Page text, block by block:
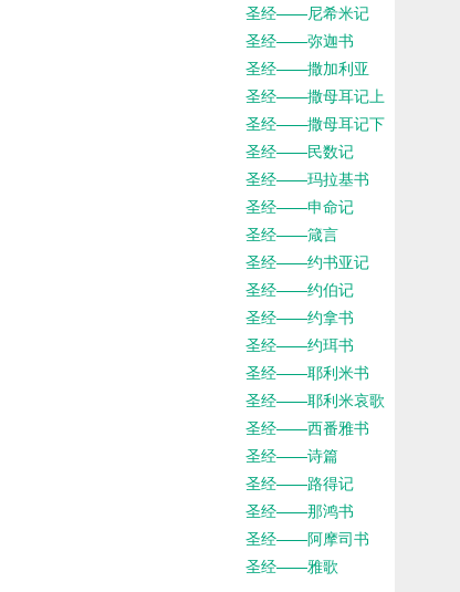
圣经——尼希米记
圣经——弥迦书
圣经——撒加利亚
圣经——撒母耳记上
圣经——撒母耳记下
圣经——民数记
圣经——玛拉基书
圣经——申命记
圣经——箴言
圣经——约书亚记
圣经——约伯记
圣经——约拿书
圣经——约珥书
圣经——耶利米书
圣经——耶利米哀歌
圣经——西番雅书
圣经——诗篇
圣经——路得记
圣经——那鸿书
圣经——阿摩司书
圣经——雅歌